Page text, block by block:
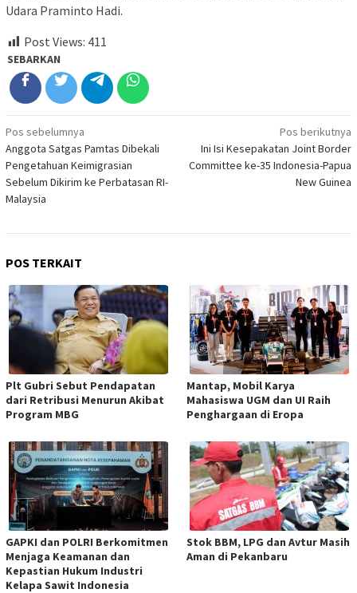
Udara Praminto Hadi.
Post Views: 411
SEBARKAN
Navigasi
pos
Pos sebelumnya
Anggota Satgas Pamtas Dibekali
Pengetahuan Keimigrasian
Sebelum Dikirim ke Perbatasan RI-
Malaysia
Pos berikutnya
Ini Isi Kesepakatan Joint Border
Committee ke-35 Indonesia-Papua
New Guinea
POS TERKAIT
Plt Gubri Sebut Pendapatan
dari Retribusi Menurun Akibat
Program MBG
Mantap, Mobil Karya
Mahasiswa UGM dan UI Raih
Penghargaan di Eropa
GAPKI dan POLRI Berkomitmen
Menjaga Keamanan dan
Kepastian Hukum Industri
Kelapa Sawit Indonesia
Stok BBM, LPG dan Avtur Masih
Aman di Pekanbaru